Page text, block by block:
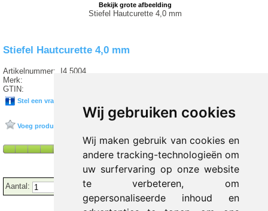
Wij gebruiken cookies
Wij maken gebruik van cookies en
andere tracking-technologieën om
uw surfervaring op onze website
te verbeteren, om
gepersonaliseerde inhoud en
Bekijk grote afbeelding
Stiefel Hautcurette 4,0 mm
Stiefel Hautcurette 4,0 mm
Artikelnummer:
Merk:
GTIN:
I4 5004
Stel een vraag over dit product
Voeg product toe aan favorieten
Aantal: